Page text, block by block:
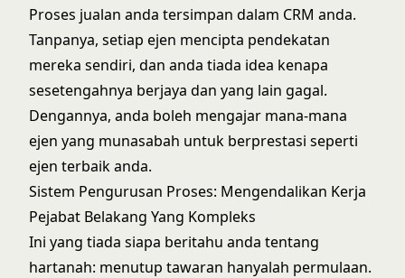
Proses jualan anda tersimpan dalam CRM anda.
Tanpanya, setiap ejen mencipta pendekatan
mereka sendiri, dan anda tiada idea kenapa
sesetengahnya berjaya dan yang lain gagal.
Dengannya, anda boleh mengajar mana-mana
ejen yang munasabah untuk berprestasi seperti
ejen terbaik anda.
Sistem Pengurusan Proses: Mengendalikan Kerja
Pejabat Belakang Yang Kompleks
Ini yang tiada siapa beritahu anda tentang
hartanah: menutup tawaran hanyalah permulaan.